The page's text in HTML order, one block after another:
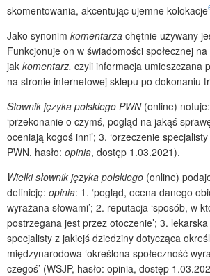
skomentowania, akcentując ujemne kolokacje
Jako synonim komentarza chętnie używany
Funkcjonuje on w świadomości społecznej
jak komentarz, czyli informacja umieszczana
na stronie internetowej sklepu po dokonaniu
Słownik języka polskiego PWN(online) notuje:
‘przekonanie o czymś, pogląd na jakąś
oceniają kogoś inni’; 3. ‘orzeczenie
PWN, hasło: opinia, dostęp 1.03.2021).
Wielki słownik języka polskiego (online)
definicję: opinia: 1. ‘pogląd, ocena danego
wyrażana słowami’; 2. reputacja ‘sposób, w
postrzegana jest przez otoczenie’; 3. lekarska
specjalisty z jakiejś dziedziny dotycząca
międzynarodowa ‘określona społeczność
czegoś’ (WSJP, hasło: opinia, dostęp